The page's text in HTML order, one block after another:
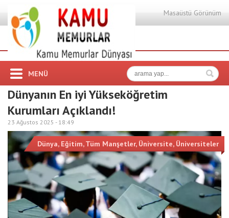
Masaüstü Görünüm
MENÜ
Dünyanın En iyi Yükseköğretim
Kurumları Açıklandı!
23 Ağustos 2025 - 18:49
Dünya, Eğitim,Tüm Manşetler, Üniversite, Üniversiteler